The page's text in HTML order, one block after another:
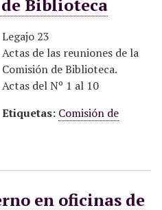
Biblioteca
Legajo 23
Actas de las reuniones de la
Comisión de Biblioteca.
Actas del Nº 1 al 10
Etiquetas: Comisión de
en oficinas de